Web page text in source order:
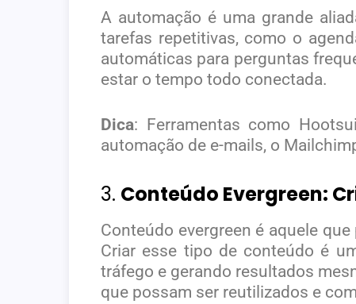
A automação é uma grande
tarefas repetitivas, como o
automáticas para perguntas
estar o tempo todo conectada.
Dica: Ferramentas como
automação de e-mails, o
3. Conteúdo Evergreen:
Conteúdo evergreen é aquele
Criar esse tipo de conteúdo é
tráfego e gerando resultados
que possam ser reutilizados e